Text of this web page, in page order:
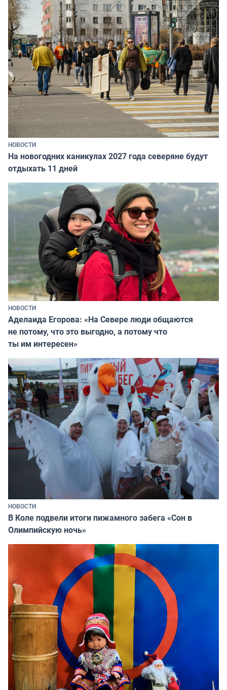
НОВОСТИ
На новогодних каникулах 2027 года северяне будут
отдыхать 11 дней
НОВОСТИ
Аделаида Егорова: «На Севере люди общаются
не потому, что это выгодно, а потому что
ты им интересен»
НОВОСТИ
В Коле подвели итоги пижамного забега «Сон в
Олимпийскую ночь»